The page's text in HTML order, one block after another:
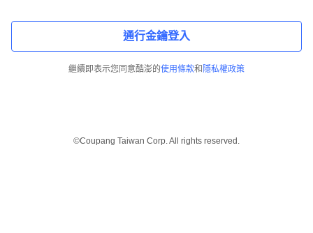
通行金鑰登入
繼續即表示您同意酷澎的使用條款和 隱私權政策
©Coupang Taiwan Corp. All rights reserved.